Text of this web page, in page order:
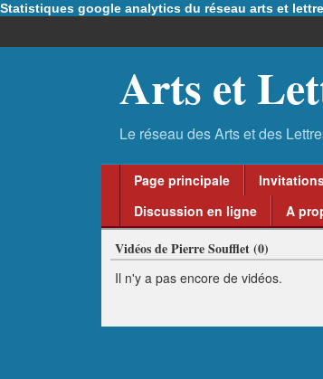
Statistiques google analytics du réseau arts et
Arts et
Page principale
Discussion en ligne
A
Vidéos de Pierre Soufflet (0)
Il n'y a pas encore de vidéos.